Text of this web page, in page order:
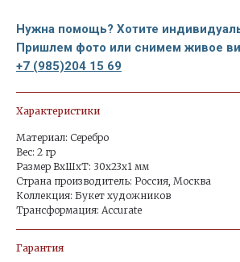
Нужна помощь? Хотите
Пришлем фото или снимем живое
+7 (985)204 15 69
Характеристики
Материал: Серебро
Вес: 2 гр
Размер ВхШхТ: 30x23x1 мм
Страна производитель: Россия, Москва
Коллекция: Букет художников
Трансформация: Accurate
Гарантия